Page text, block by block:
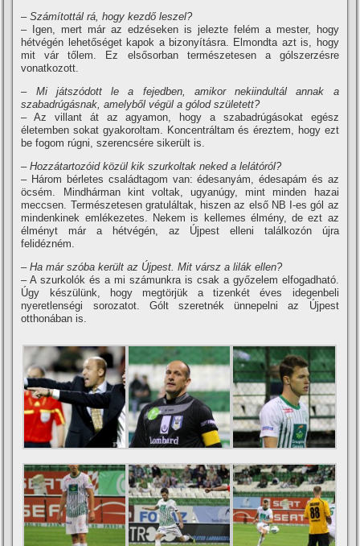
– Számí­tottál rá, hogy kezdő leszel?
– Igen, mert már az edzéseken is jelezte felém a mester, hogy
hétvégén lehetőséget kapok a bizonyí­tásra. Elmondta azt is, hogy
mit vár tőlem. Ez elsősorban természetesen a gólszerzésre
vonatkozott.
– Mi játszódott le a fejedben, amikor nekiindultál annak a
szabadrúgásnak, amelyből végül a gólod született?
– Az villant át az agyamon, hogy a szabadrúgásokat egész
életemben sokat gyakoroltam. Koncentráltam és éreztem, hogy ezt
be fogom rúgni, szerencsére sikerült is.
– Hozzátartozóid közül kik szurkoltak neked a lelátóról?
– Három bérletes családtagom van: édesanyám, édesapám és az
öcsém. Mindhárman kint voltak, ugyanúgy, mint minden hazai
meccsen. Természetesen gratuláltak, hiszen az első NB I-es gól az
mindenkinek emlékezetes. Nekem is kellemes élmény, de ezt az
élményt már a hétvégén, az Újpest elleni találkozón újra
felidézném.
– Ha már szóba került az Újpest. Mit vársz a lilák ellen?
– A szurkolók és a mi számunkra is csak a győzelem elfogadható.
Úgy készülünk, hogy megtörjük a tizenkét éves idegenbeli
nyeretlenségi sorozatot. Gólt szeretnék ünnepelni az Újpest
otthonában is.